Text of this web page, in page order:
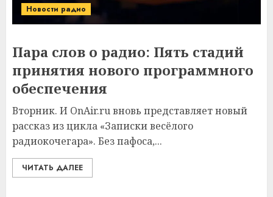
Новости радио
Пара слов о радио: Пять стадий
принятия нового программного
обеспечения
Вторник. И OnAir.ru вновь представляет новый
рассказ из цикла «Записки весёлого
радиокочегара». Без пафоса,...
ЧИТАТЬ ДАЛЕЕ